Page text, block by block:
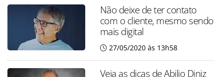
Não deixe de ter contato
com o cliente, mesmo sendo
mais digital
27/05/2020 às 13h58
Veja as dicas de Abilio Diniz